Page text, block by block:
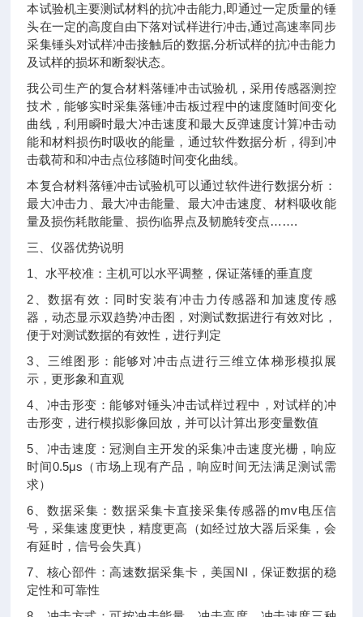
本试验机主要测试材料的抗冲击能力,即通过一定质量的锤
头在一定的高度自由下落对试样进行冲击,通过高速率同步
采集锤头对试样冲击接触后的数据,分析试样的抗冲击能力
及试样的损坏和断裂状态。
我公司生产的复合材料落锤冲击试验机，采用传感器测控
技术，能够实时采集落锤冲击板过程中的速度随时间变化
曲线，利用瞬时最大冲击速度和最大反弹速度计算冲击动
能和材料损伤时吸收的能量，通过软件数据分析，得到冲
击载荷和和冲击点位移随时间变化曲线。
本复合材料落锤冲击试验机可以通过软件进行数据分析：
最大冲击力、最大冲击能量、最大冲击速度、材料吸收能
量及损伤耗散能量、损伤临界点及韧脆转变点…….
三、仪器优势说明
1、水平校准：主机可以水平调整，保证落锤的垂直度
2、数据有效：同时安装有冲击力传感器和加速度传感
器，动态显示双趋势冲击图，对测试数据进行有效对比，
便于对测试数据的有效性，进行判定
3、三维图形：能够对冲击点进行三维立体梯形模拟展
示，更形象和直观
4、冲击形变：能够对锤头冲击试样过程中，对试样的冲
击形变，进行模拟影像回放，并可以计算出形变量数值
5、冲击速度：冠测自主开发的采集冲击速度光栅，响应
时间0.5μs（市场上现有产品，响应时间无法满足测试需
求）
6、数据采集：数据采集卡直接采集传感器的mv电压信
号，采集速度更快，精度更高（如经过放大器后采集，会
有延时，信号会失真）
7、核心部件：高速数据采集卡，美国NI，保证数据的稳
定性和可靠性